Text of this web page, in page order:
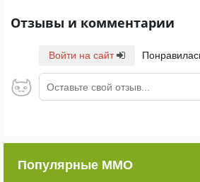
Отзывы и комментарии
Войти на сайт
Оставьте свой отзыв...
Популярные ММО